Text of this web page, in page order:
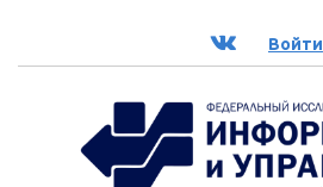
ВК Войти